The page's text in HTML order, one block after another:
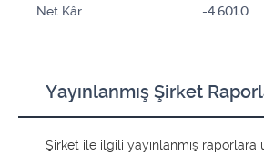
Net Kâr -4.601,0
Yayınlanmış Şirket
Şirket ile ilgili yayınlanmış raporlara